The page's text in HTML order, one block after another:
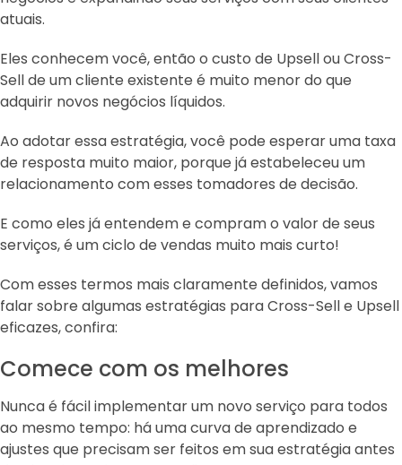
atuais.
Eles conhecem você, então o custo de Upsell ou Cross-
Sell de um cliente existente é muito menor do que
adquirir novos negócios líquidos.
Ao adotar essa estratégia, você pode esperar uma taxa
de resposta muito maior, porque já estabeleceu um
relacionamento com esses tomadores de decisão.
E como eles já entendem e compram o valor de seus
serviços, é um ciclo de vendas muito mais curto!
Com esses termos mais claramente definidos, vamos
falar sobre algumas estratégias para Cross-Sell e Upsell
eficazes, confira:
Comece com os melhores
Nunca é fácil implementar um novo serviço para todos
ao mesmo tempo: há uma curva de aprendizado e
ajustes que precisam ser feitos em sua estratégia antes